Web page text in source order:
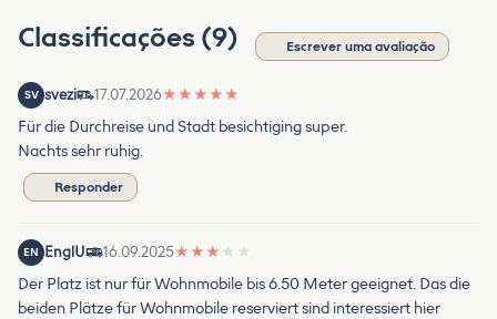
Classificações (9) Escrever uma avaliação
SV svezi 17.07.2026★ ★ ★ ★ ★
Für die Durchreise und Stadt besichtiging super.
Nachts sehr ruhig.
Responder
EN EnglU 16.09.2025★ ★ ★ ★ ★
Der Platz ist nur für Wohnmobile bis 6.50 Meter geeignet. Das die
beiden Plätze für Wohnmobile reserviert sind interessiert hier